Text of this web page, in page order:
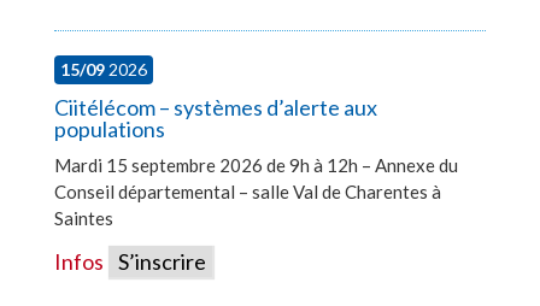
15/092026
Ciitélécom – systèmes d’alerte aux
populations
Mardi 15 septembre 2026 de 9h à 12h – Annexe du
Conseil départemental – salle Val de Charentes à
Saintes
Infos S’inscrire